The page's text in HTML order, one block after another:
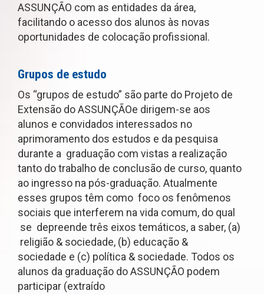
ASSUNÇÃO com as entidades da área,
facilitando o acesso dos alunos às novas
oportunidades de colocação profissional.
Grupos de estudo
Os “grupos de estudo” são parte do Projeto de
Extensão doASSUNÇÃOe dirigem-se aos
alunos e convidados interessados no
aprimoramento dos estudos e da pesquisa
durante a graduação com vistas a realização
tanto do trabalho de conclusão de curso, quanto
ao ingresso na pós-graduação. Atualmente
esses grupos têm como foco os fenômenos
sociais que interferem na vida comum, do qual
se depreende três eixos temáticos, a saber, (a)
religião & sociedade, (b) educação &
sociedade e (c) política & sociedade. Todos os
alunos da graduação doASSUNÇÃO podem
participar (extraído